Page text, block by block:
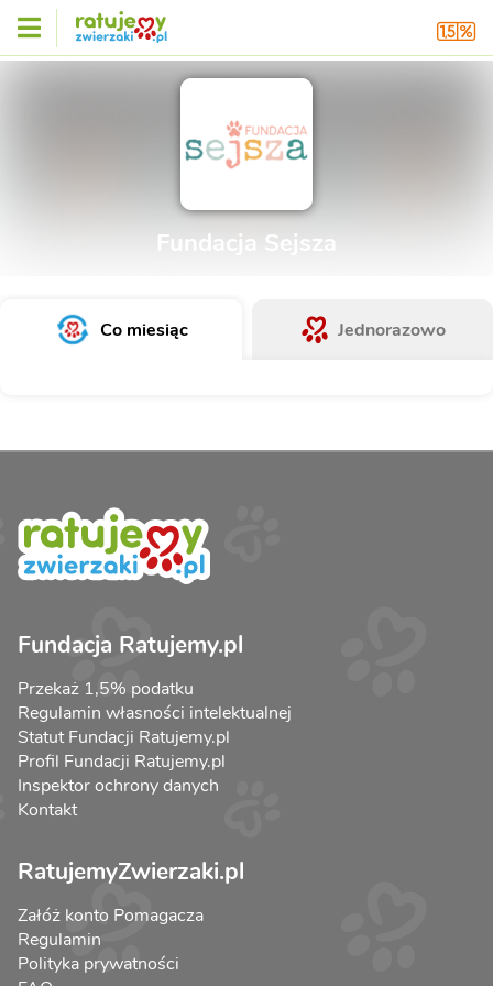
Fundacja Sejsza
Co miesiąc Jednorazowo
Fundacja Ratujemy.pl
Przekaż 1,5% podatku
Regulamin własności intelektualnej
Statut Fundacji Ratujemy.pl
Profil Fundacji Ratujemy.pl
Inspektor ochrony danych
Kontakt
RatujemyZwierzaki.pl
Załóż konto Pomagacza
Regulamin
Polityka prywatności